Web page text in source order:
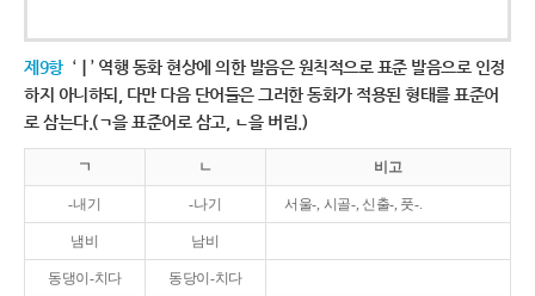
제9항 ‘ㅣ’ 역행 동화 현상에 의한 발음은 원칙적으로 표준 발음으로 인정
하지 아니하되, 다만 다음 단어들은 그러한 동화가 적용된 형태를 표준어
로 삼는다.(ㄱ을 표준어로 삼고, ㄴ을 버림.)
ㄱ ㄴ 비고
-내기 -나기 서울-, 시골-, 신출-, 풋-.
냄비 남비
동댕이-치다 동당이-치다